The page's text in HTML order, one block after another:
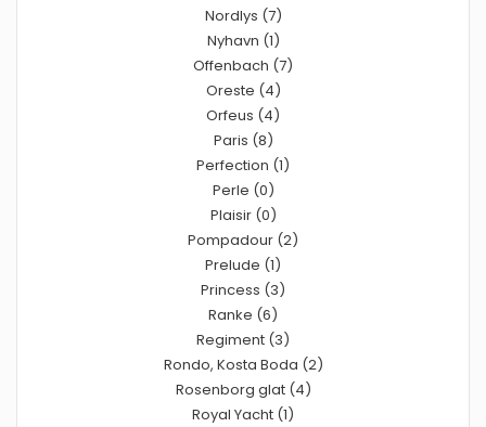
Nordlys (7)
Nyhavn (1)
Offenbach (7)
Oreste (4)
Orfeus (4)
Paris (8)
Perfection (1)
Perle (0)
Plaisir (0)
Pompadour (2)
Prelude (1)
Princess (3)
Ranke (6)
Regiment (3)
Rondo, Kosta Boda (2)
Rosenborg glat (4)
Royal Yacht (1)